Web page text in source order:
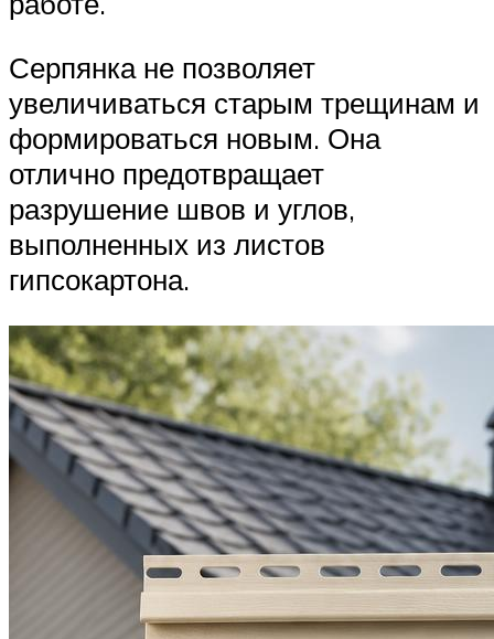
Серпянка не позволяет
увеличиваться старым трещинам и
формироваться новым. Она
отлично предотвращает
разрушение швов и углов,
выполненных из листов
гипсокартона.